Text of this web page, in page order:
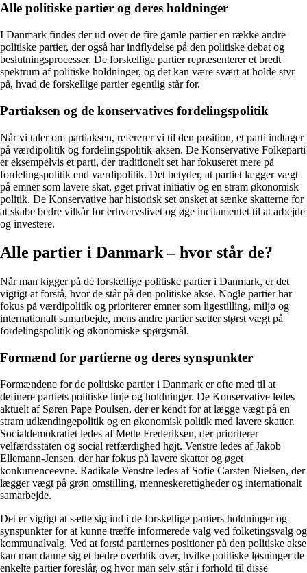
Alle politiske partier og deres holdninger
I Danmark findes der ud over de fire gamle partier en række andre
politiske partier, der også har indflydelse på den politiske debat og
beslutningsprocesser. De forskellige partier repræsenterer et bredt
spektrum af politiske holdninger, og det kan være svært at holde styr
på, hvad de forskellige partier egentlig står for.
Partiaksen og de konservatives fordelingspolitik
Når vi taler om partiaksen, refererer vi til den position, et parti indtager
på værdipolitik og fordelingspolitik-aksen. De Konservative Folkeparti
er eksempelvis et parti, der traditionelt set har fokuseret mere på
fordelingspolitik end værdipolitik. Det betyder, at partiet lægger vægt
på emner som lavere skat, øget privat initiativ og en stram økonomisk
politik. De Konservative har historisk set ønsket at sænke skatterne for
at skabe bedre vilkår for erhvervslivet og øge incitamentet til at arbejde
og investere.
Alle partier i Danmark – hvor står de?
Når man kigger på de forskellige politiske partier i Danmark, er det
vigtigt at forstå, hvor de står på den politiske akse. Nogle partier har
fokus på værdipolitik og prioriterer emner som ligestilling, miljø og
internationalt samarbejde, mens andre partier sætter størst vægt på
fordelingspolitik og økonomiske spørgsmål.
Formænd for partierne og deres synspunkter
Formændene for de politiske partier i Danmark er ofte med til at
definere partiets politiske linje og holdninger. De Konservative ledes
aktuelt af Søren Pape Poulsen, der er kendt for at lægge vægt på en
stram udlændingepolitik og en økonomisk politik med lavere skatter.
Socialdemokratiet ledes af Mette Frederiksen, der prioriterer
velfærdsstaten og social retfærdighed højt. Venstre ledes af Jakob
Ellemann-Jensen, der har fokus på lavere skatter og øget
konkurrenceevne. Radikale Venstre ledes af Sofie Carsten Nielsen, der
lægger vægt på grøn omstilling, menneskerettigheder og internationalt
samarbejde.
Det er vigtigt at sætte sig ind i de forskellige partiers holdninger og
synspunkter for at kunne træffe informerede valg ved folketingsvalg og
kommunalvalg. Ved at forstå partiernes positioner på den politiske akse
kan man danne sig et bedre overblik over, hvilke politiske løsninger de
enkelte partier foreslår, og hvor man selv står i forhold til disse